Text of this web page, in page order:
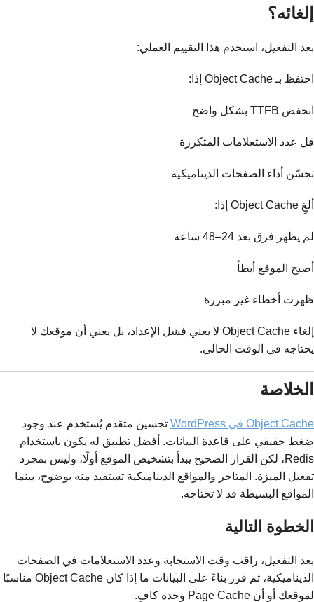
إلغائه؟
بعد التفعيل، استخدم هذا التقييم العملي:
احتفظ بـ Object Cache إذا:
انخفض TTFB بشكل واضح
قل عدد الاستعلامات المتكررة
تحسّن أداء الصفحات الديناميكية
ألغِ Object Cache إذا:
لم يظهر فرق بعد 24–48 ساعة
أصبح الموقع أبطأ
ظهرت أخطاء غير مبررة
إلغاء Object Cache لا يعني فشل الإعداد، بل يعني أن موقعك لا
يحتاجه في الوقت الحالي.
الخلاصة
Object Cache في WordPress
تحسين متقدم يُستخدم عند وجود
ضغط حقيقي على قاعدة البيانات. أفضل تطبيق له يكون باستخدام
Redis، لكن القرار الصحيح يبدأ بتشخيص الموقع أولًا، وليس بمجرد
تفعيل الميزة. المتاجر والمواقع الديناميكية تستفيد منه بوضوح، بينما
المواقع البسيطة قد لا تحتاجه.
الخطوة التالية
بعد التفعيل، راقب وقت الاستجابة وعدد الاستعلامات في الصفحات
الديناميكية، ثم قرر بناءً على البيانات ما إذا كان Object Cache مناسبًا
لموقعك أو أن Page Cache وحده كافٍ.